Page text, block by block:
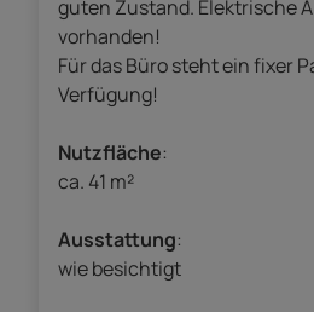
guten Zustand. Elektrische
vorhanden!
Für das Büro steht ein fixer
Verfügung!
Nutzfläche:
ca. 41 m²
Ausstattung:
wie besichtigt